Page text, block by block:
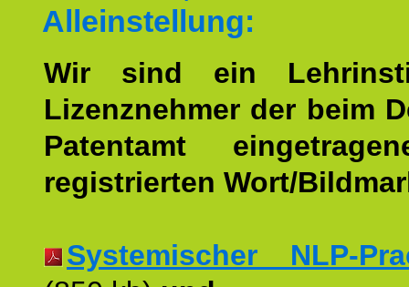
Alleinstellung:
Wir sind ein
Lizenznehmer der beim
Patentamt
registrierten Wort/
Systemischer NLP-